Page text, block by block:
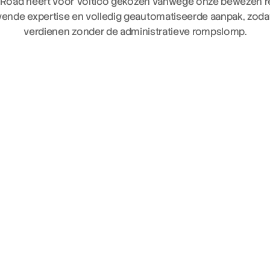
expertise en volledig geautomatiseerde aanpak,
verdienen zonder de administratieve rompslomp.